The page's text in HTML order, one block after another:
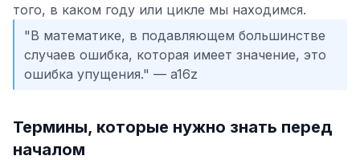
того, в каком году или цикле мы находимся.
"В математике, в подавляющем большинстве
случаев ошибка, которая имеет значение, это
ошибка упущения." — a16z
Термины, которые нужно знать перед
началом